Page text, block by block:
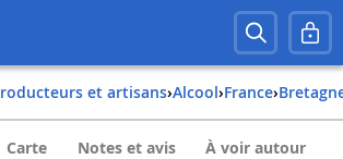
Producteurs et artisans› Alcool› france›
Carte Notes et avis À voir autour